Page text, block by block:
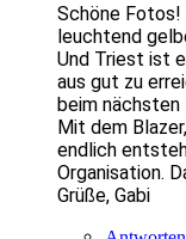
Schöne Fotos!
leuchtend
Und Triest ist
aus gut zu
beim nächsten
Mit dem
endlich
Organisation.
Grüße, Gabi